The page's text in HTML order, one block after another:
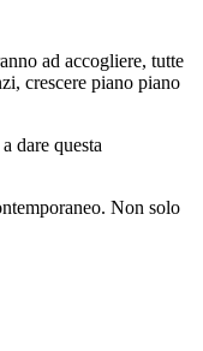
ad accogliere, tutte
crescere piano piano
dare questa
Non solo